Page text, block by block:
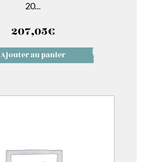
20...
207,05€
Ajouter au panier